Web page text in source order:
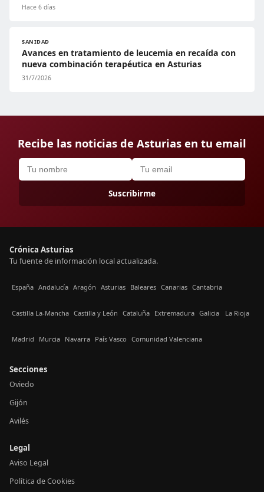
Hace 6 días
SANIDAD
Avances en tratamiento de leucemia en recaída con
nueva combinación terapéutica en Asturias
31/7/2026
Recibe las noticias de Asturias en tu email
Suscribirme
Crónica Asturias
Tu fuente de información local actualizada.
España Andalucía Aragón Asturias Baleares Canarias Cantabria
Castilla La-Mancha Castilla y León Cataluña Extremadura Galicia La Rioja
Madrid Murcia Navarra País Vasco Comunidad Valenciana
Secciones
Oviedo
Gijón
Avilés
Legal
Aviso Legal
Política de Cookies